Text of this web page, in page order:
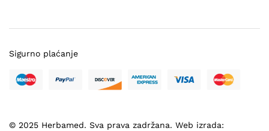
© 2025 Herbamed. Sva prava zadržana. Web izrada:
Sigurno plaćanje